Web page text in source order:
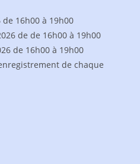
16h00 à 19h00
de de 16h00 à 19h00
de 16h00 à 19h00
de chaque